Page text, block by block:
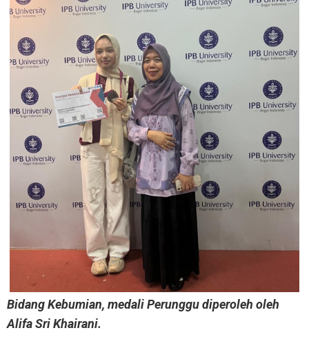
Bidang Kebumian, medali Perunggu diperoleh oleh
Alifa Sri Khairani.